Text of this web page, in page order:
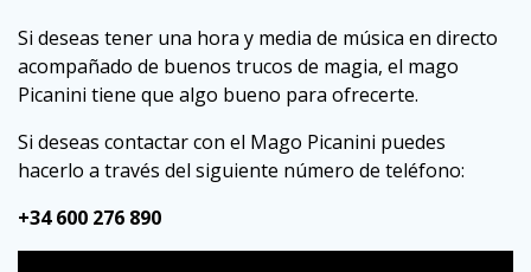
Si deseas tener una hora y media de música en directo
acompañado de buenos trucos de magia, el mago
Picanini tiene que algo bueno para ofrecerte.
Si deseas contactar con el Mago Picanini puedes
hacerlo a través del siguiente número de teléfono:
+34 600 276 890